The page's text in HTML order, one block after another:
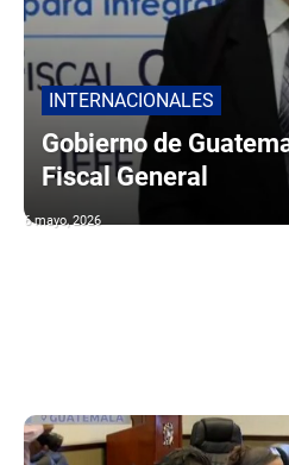
INTERNACIONALES
Gobierno de
Fiscal General
6 mayo, 2026